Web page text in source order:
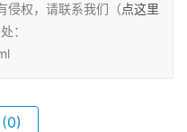
侵权，请联系我们（点这里
：
(0)